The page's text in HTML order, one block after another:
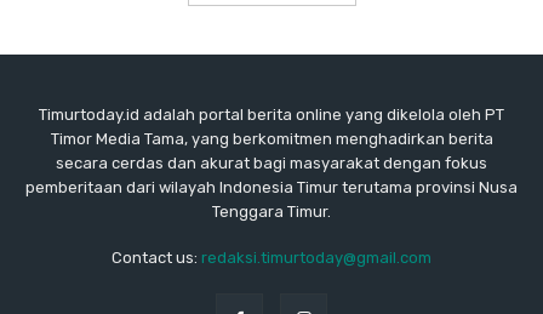
Timurtoday.id adalah portal berita online yang dikelola oleh PT
Timor Media Tama, yang berkomitmen menghadirkan berita
secara cerdas dan akurat bagi masyarakat dengan fokus
pemberitaan dari wilayah Indonesia Timur terutama provinsi Nusa
Tenggara Timur.
Contact us: redaksi.timurtoday@gmail.com